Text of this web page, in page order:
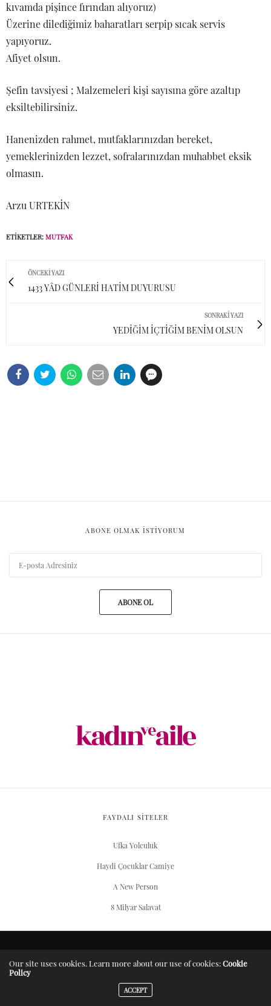
kıvamda pişince fırından alıyoruz)
Üzerine dilediğimiz baharatları serpip sıcak servis
yapıyoruz.
Afiyet olsun.
Şefin tavsiyesi ; Malzemeleri kişi sayısına göre azaltıp
eksiltebilirsiniz.
Hanenizden rahmet, mutfaklarınızdan bereket,
yemeklerinizden lezzet, sofralarınızdan muhabbet eksik
olmasın.
Arzu URTEKİN
ETIKETLER: MUTFAK
ÖNCEKI YAZI
1433 YÂD GÜNLERİ HATİM DUYURUSU
SONRAKI YAZI
YEDİĞİM İÇTİĞİM BENİM OLSUN
ABONE OLMAK ISTIYORUM
ABONE OL
FAYDALI SİTELER
Ufka Yolculuk
Haydi Çocuklar Camiye
A New Person
8 Milyar Salavat
Our site uses cookies. Learn more about our use of cookies:Cookie
Policy
ACCEPT